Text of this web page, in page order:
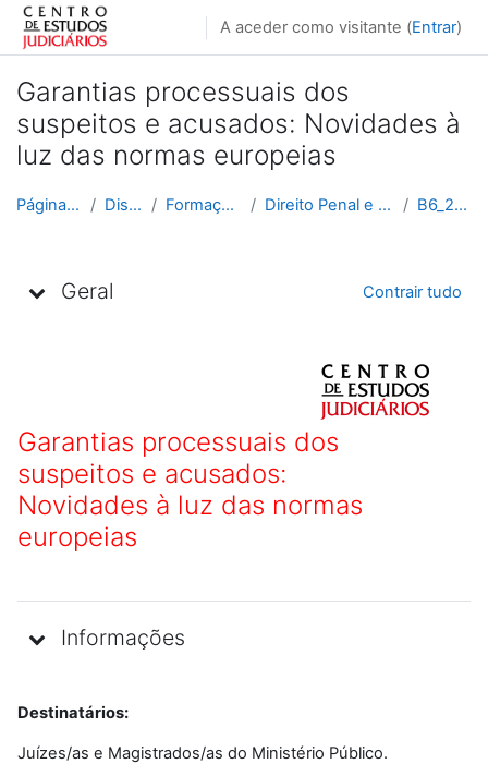
Ir para o conteúdo principal
A aceder como visitante (Entrar)
Garantias processuais dos
suspeitos e acusados: Novidades à
luz das normas europeias
Página principal Disciplinas Formação Contínua Direito Penal e Processual Penal B6_2018_2019
Geral Contrair tudo
Garantias processuais dos
suspeitos e acusados:
Novidades à luz das normas
europeias
Informações
Destinatários:
Juízes/as e Magistrados/as do Ministério Público.